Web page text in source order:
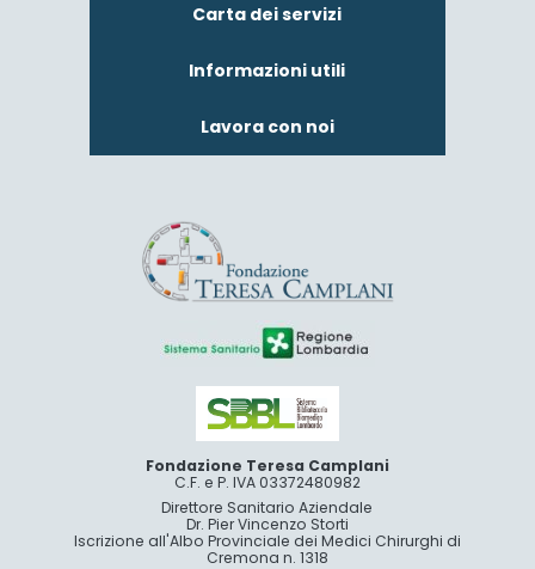
Carta dei servizi
Informazioni utili
Lavora con noi
Fondazione Teresa Camplani
C.F. e P. IVA 03372480982
Direttore Sanitario Aziendale
Dr. Pier Vincenzo Storti
Iscrizione all'Albo Provinciale dei Medici Chirurghi di
Cremona n. 1318